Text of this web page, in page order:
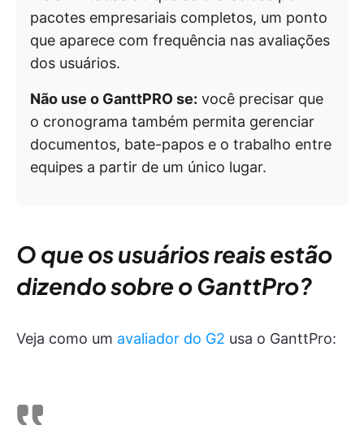
pacotes empresariais completos, um ponto
que aparece com frequência nas avaliações
dos usuários.
Não use o GanttPRO se: você precisar que
o cronograma também permita gerenciar
documentos, bate-papos e o trabalho entre
equipes a partir de um único lugar.
O que os usuários reais estão
dizendo sobre o GanttPro?
Veja como um avaliador do G2 usa o GanttPro: